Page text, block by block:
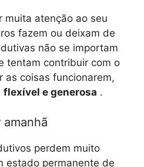
muita atenção ao seu
fazem ou deixam de
não se importam
tentam contribuir com o
as coisas funcionarem,
flexível e generosa .
perdem muito
estado permanente de